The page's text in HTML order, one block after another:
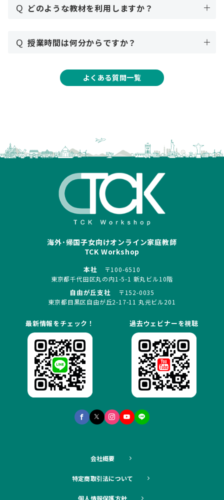
Q どのような教材を利用しますか？
Q 授業時間は何分からですか？
よくある質問一覧
海外･帰国子女向けオンライン家庭教師
TCK Workshop
本社
〒100-6510
東京都千代田区丸の内1-5-1 新丸ビル10階
自由が丘支社
〒152-0035
東京都目黒区自由が丘2-17-11 丸元ビル201
最新情報をチェック！ 過去ウェビナーを視聴
会社概要
特定商取引法について
個人情報保護方針